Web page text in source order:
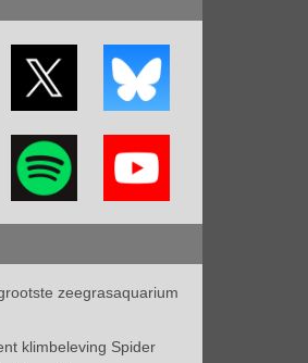
zeegrasaquarium
klimbeleving Spider